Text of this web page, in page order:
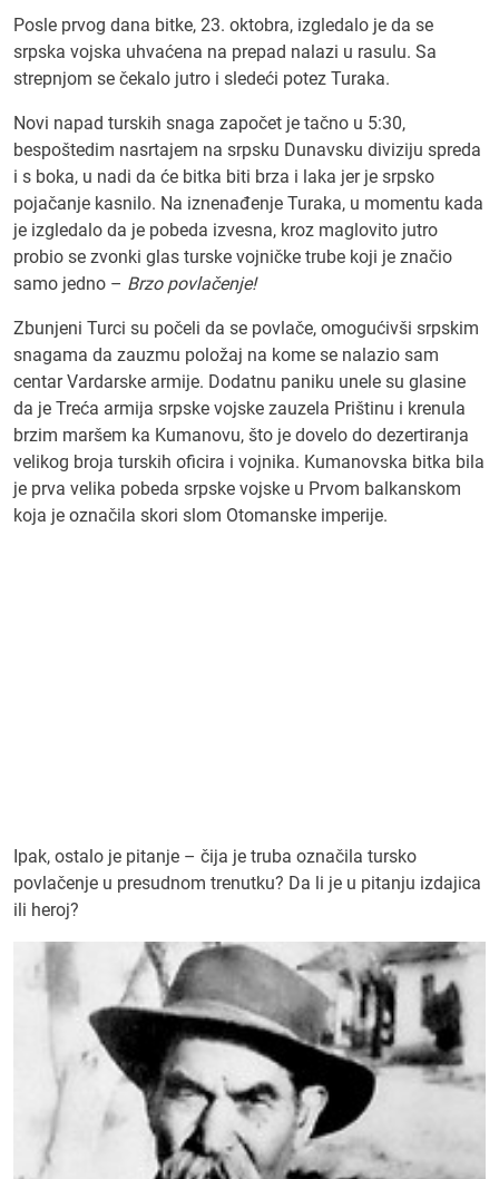
Posle prvog dana bitke, 23. oktobra, izgledalo je da se
srpska vojska uhvaćena na prepad nalazi u rasulu. Sa
strepnjom se čekalo jutro i sledeći potez Turaka.
Novi napad turskih snaga započet je tačno u 5:30,
bespoštedim nasrtajem na srpsku Dunavsku diviziju spreda
i s boka, u nadi da će bitka biti brza i laka jer je srpsko
pojačanje kasnilo. Na iznenađenje Turaka, u momentu kada
je izgledalo da je pobeda izvesna, kroz maglovito jutro
probio se zvonki glas turske vojničke trube koji je značio
samo jedno – Brzo povlačenje!
Zbunjeni Turci su počeli da se povlače, omogućivši srpskim
snagama da zauzmu položaj na kome se nalazio sam
centar Vardarske armije. Dodatnu paniku unele su glasine
da je Treća armija srpske vojske zauzela Prištinu i krenula
brzim maršem ka Kumanovu, što je dovelo do dezertiranja
velikog broja turskih oficira i vojnika. Kumanovska bitka bila
je prva velika pobeda srpske vojske u Prvom balkanskom
koja je označila skori slom Otomanske imperije.
Ipak, ostalo je pitanje – čija je truba označila tursko
povlačenje u presudnom trenutku? Da li je u pitanju izdajica
ili heroj?